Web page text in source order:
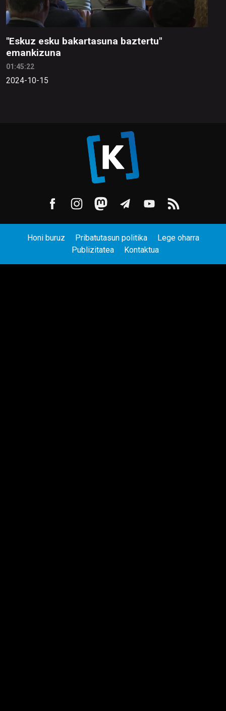
"Eskuz esku bakartasuna baztertu"
emankizuna
01:45:22
2024-10-15
Honi buruz Pribatutasun politika
Lege oharra
Publizitatea
Kontaktua